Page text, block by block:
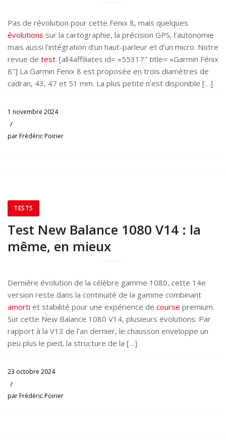
Pas de révolution pour cette Fenix 8, mais quelques
évolutions sur la cartographie, la précision GPS, l’autonomie
mais aussi l’intégration d’un haut-parleur et d’un micro. Notre
revue de test. [all4affiliates id= »55317″ title= »Garmin Fénix
8″] La Garmin Fenix 8 est proposée en trois diamètres de
cadran, 43, 47 et 51 mm. La plus petite n’est disponible […]
1 novembre 2024
/
parFrédéric Poirier
TESTS
Test New Balance 1080 V14 : la
même, en mieux
Dernière évolution de la célèbre gamme 1080, cette 14e
version reste dans la continuité de la gamme combinant
amorti et stabilité pour une expérience de course premium.
Sur cette New Balance 1080 V14, plusieurs évolutions. Par
rapport à la V13 de l’an dernier, le chausson enveloppe un
peu plus le pied, la structure de la […]
23 octobre 2024
/
parFrédéric Poirier